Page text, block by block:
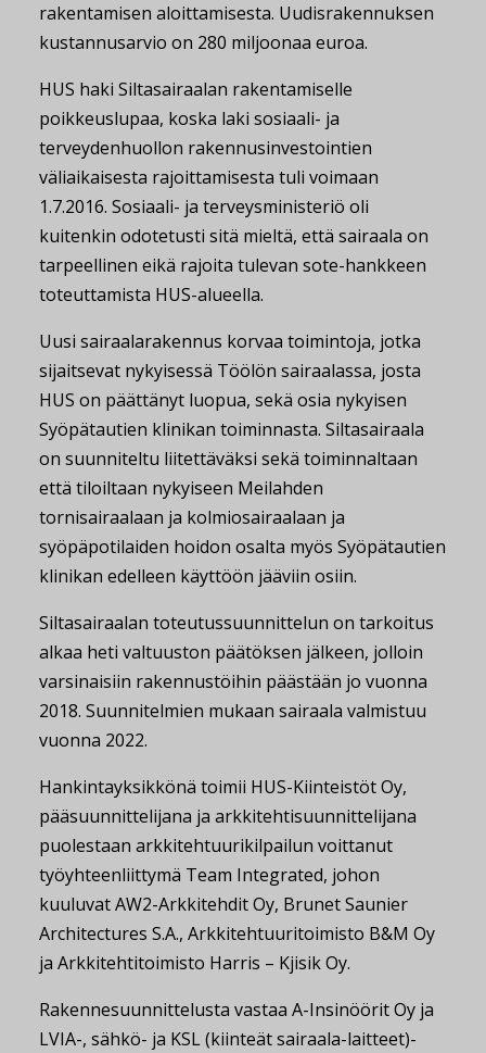
rakentamisen aloittamisesta. Uudisrakennuksen
kustannusarvio on 280 miljoonaa euroa.
HUS haki Siltasairaalan rakentamiselle
poikkeuslupaa, koska laki sosiaali- ja
terveydenhuollon rakennusinvestointien
väliaikaisesta rajoittamisesta tuli voimaan
1.7.2016. Sosiaali- ja terveysministeriö oli
kuitenkin odotetusti sitä mieltä, että sairaala on
tarpeellinen eikä rajoita tulevan sote-hankkeen
toteuttamista HUS-alueella.
Uusi sairaalarakennus korvaa toimintoja, jotka
sijaitsevat nykyisessä Töölön sairaalassa, josta
HUS on päättänyt luopua, sekä osia nykyisen
Syöpätautien klinikan toiminnasta. Siltasairaala
on suunniteltu liitettäväksi sekä toiminnaltaan
että tiloiltaan nykyiseen Meilahden
tornisairaalaan ja kolmiosairaalaan ja
syöpäpotilaiden hoidon osalta myös Syöpätautien
klinikan edelleen käyttöön jääviin osiin.
Siltasairaalan toteutussuunnittelun on tarkoitus
alkaa heti valtuuston päätöksen jälkeen, jolloin
varsinaisiin rakennustöihin päästään jo vuonna
2018. Suunnitelmien mukaan sairaala valmistuu
vuonna 2022.
Hankintayksikkönä toimii HUS-Kiinteistöt Oy,
pääsuunnittelijana ja arkkitehtisuunnittelijana
puolestaan arkkitehtuurikilpailun voittanut
työyhteenliittymä Team Integrated, johon
kuuluvat AW2-Arkkitehdit Oy, Brunet Saunier
Architectures S.A., Arkkitehtuuritoimisto B&M Oy
ja Arkkitehtitoimisto Harris – Kjisik Oy.
Rakennesuunnittelusta vastaa A-Insinöörit Oy ja
LVIA-, sähkö- ja KSL (kiinteät sairaala-laitteet)-